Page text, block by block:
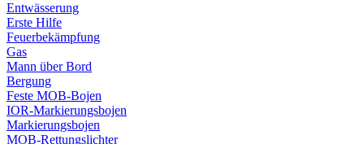
Entwässerung
Erste Hilfe
Feuerbekämpfung
Gas
Mann über Bord
Bergung
Feste MOB-Bojen
IOR-Markierungsbojen
Markierungsbojen
MOB-Rettungslichter